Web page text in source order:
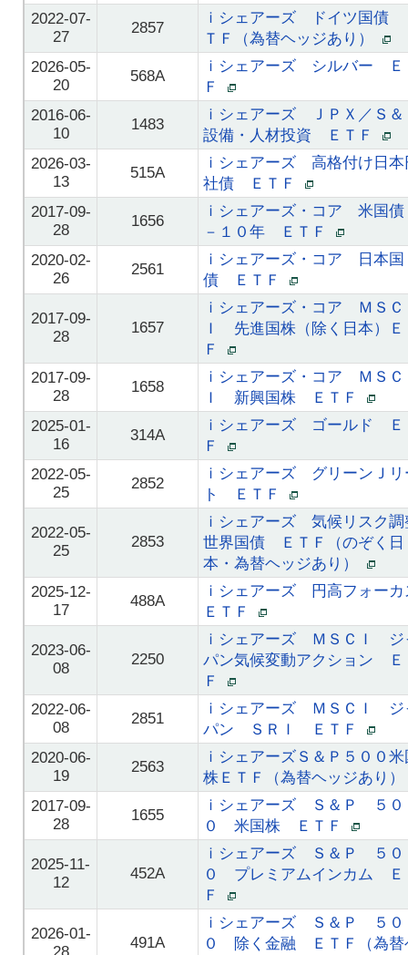
2022-07-
27
2857
ｉシェアーズ ドイツ国債
ＴＦ（為替ヘッジあり）
2026-05-
20
568A
ｉシェアーズ シルバー Ｅ
Ｆ
2016-06-
10
1483
ｉシェアーズ ＪＰＸ／Ｓ＆
設備・人材投資 ＥＴＦ
2026-03-
13
515A
ｉシェアーズ 高格付け日本
社債 ＥＴＦ
2017-09-
28
1656
ｉシェアーズ・コア 米国債
－１０年 ＥＴＦ
2020-02-
26
2561
ｉシェアーズ・コア 日本国
債 ＥＴＦ
2017-09-
28
1657
ｉシェアーズ・コア ＭＳＣ
Ｉ 先進国株（除く日本）Ｅ
Ｆ
2017-09-
28
1658
ｉシェアーズ・コア ＭＳＣ
Ｉ 新興国株 ＥＴＦ
2025-01-
16
314A
ｉシェアーズ ゴールド Ｅ
Ｆ
2022-05-
25
2852
ｉシェアーズ グリーンＪリ
ト ＥＴＦ
2022-05-
25
2853
ｉシェアーズ 気候リスク調
世界国債 ＥＴＦ（のぞく日
本・為替ヘッジあり）
2025-12-
17
488A
ｉシェアーズ 円高フォーカ
ＥＴＦ
2023-06-
08
2250
ｉシェアーズ ＭＳＣＩ ジ
パン気候変動アクション Ｅ
Ｆ
2022-06-
08
2851
ｉシェアーズ ＭＳＣＩ ジ
パン ＳＲＩ ＥＴＦ
2020-06-
19
2563
ｉシェアーズＳ＆Ｐ５００米
株ＥＴＦ（為替ヘッジあり
2017-09-
28
1655
ｉシェアーズ Ｓ＆Ｐ ５０
０ 米国株 ＥＴＦ
2025-11-
12
452A
ｉシェアーズ Ｓ＆Ｐ ５０
０ プレミアムインカム Ｅ
Ｆ
2026-01-
491A
ｉシェアーズ Ｓ＆Ｐ ５０
０ 除く金融 ＥＴＦ（為替